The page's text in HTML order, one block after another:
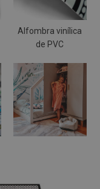
Alfombra vinílica
de PVC